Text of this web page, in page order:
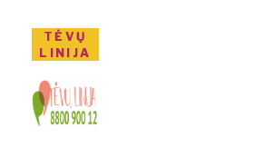
TĖVŲ
LINIJA